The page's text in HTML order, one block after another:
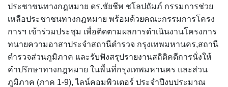
ประชาชนทางกฎหมาย ดร.ชัยชีพ ชโลปถัมภ์ กรรมการช่วย
เหลือประชาชนทางกฎหมาย พร้อมด้วยคณะกรรมการโครง
การฯ เข้าร่วมประชุม เพื่อติดตามผลการดำเนินงานโครงการ
ทนายความอาสาประจำสถานีตำรวจ กรุงเทพมหานคร,สถานี
ตำรวจส่วนภูมิภาค และรับฟังสรุปรายงานสถิติคดีการนั่งให้
คำปรึกษาทางกฎหมาย ในพื้นที่กรุงเทพมหานคร และส่วน
ภูมิภาค (ภาค 1-9), ไลน์คอมพิวเตอร์ ประจำปีงบประมาณ